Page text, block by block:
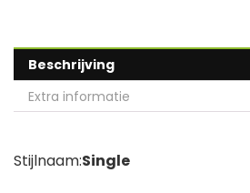
Beschrijving
Extra informatie
Stijlnaam:Single